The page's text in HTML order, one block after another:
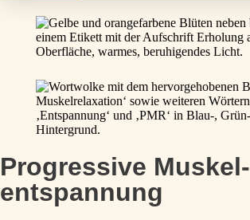
Progressive Muskel­
entspannung